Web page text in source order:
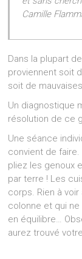
Camille
Dans la plupart
proviennent soit
soit de
Un diagnostique
résolution de ce
Une séance
convient de
pliez les genoux
par terre ! Les
corps. Rien à
colonne et qui ne
en équilibre…
aurez trouvé